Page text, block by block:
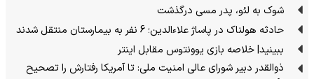
شوک به لئو، پدر مسی درگذشت
حادثه هولناک در پاساژ علاءالدین؛ 6 نفر به بیمارستان منتقل شدند
ببینید| خلاصه بازی یوونتوس مقابل اینتر
ذوالقدر دبیر شورای عالی امنیت ملی: تا آمریکا رفتارش را تصحیح